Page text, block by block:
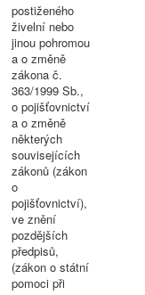
postiženého
živelní nebo
jinou pohromou
a o změně
zákona č.
363/1999 Sb.,
o pojišťovnictví
a o změně
některých
souvisejících
zákonů (zákon
o
pojišťovnictví),
ve znění
pozdějších
předpisů,
(zákon o státní
pomoci při